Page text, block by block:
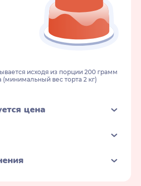
исходя из порции 200 грамм
(минимальный вес торта 2 кг)
цена